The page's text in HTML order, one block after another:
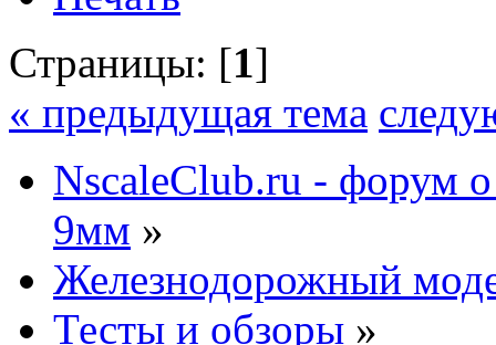
Страницы: [1]
« предыдущая тема
NscaleClub.ru - форум
9мм »
Железнодорожный
Тесты и обзоры »